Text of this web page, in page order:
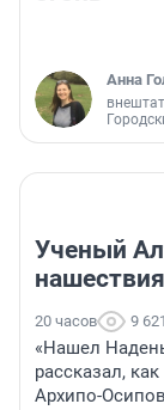
Анна
Ученый
20 часов 9 621
«Нашел
рассказал,
Архипо-